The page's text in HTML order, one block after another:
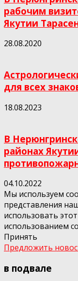
рабочим
Якутии
28.08.2020
для всех
18.08.2023
В
районах
04.10.2022
Мы используем
представления
использовать
использованием
Принять
Предложить
в подвале